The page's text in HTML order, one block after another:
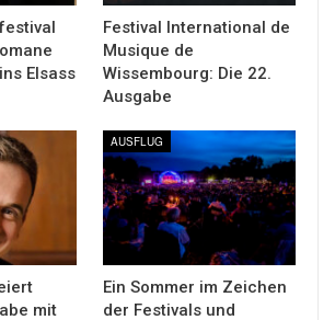
Elsass
Festival International de
Musique de
Wissembourg: Die 22.
Ausgabe
mit
AUSFLUG
Ein Sommer im Zeichen
der Festivals und